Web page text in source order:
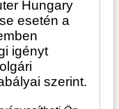
Hungary
esetén a
igényt
szerint.